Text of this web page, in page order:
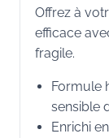
Offrez à
efficace
fragile.
Formule
sensible
Enrichi